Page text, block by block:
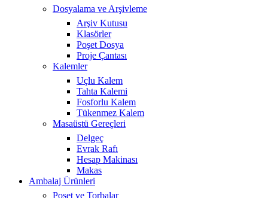
Dosyalama ve Arşivleme
Arşiv Kutusu
Klasörler
Poşet Dosya
Proje Çantası
Kalemler
Uçlu Kalem
Tahta Kalemi
Fosforlu Kalem
Tükenmez Kalem
Masaüstü Gereçleri
Delgeç
Evrak Rafı
Hesap Makinası
Makas
Ambalaj Ürünleri
Poşet ve Torbalar